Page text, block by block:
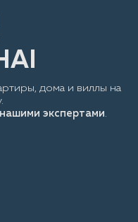
дома и виллы на
нашими экспертами.